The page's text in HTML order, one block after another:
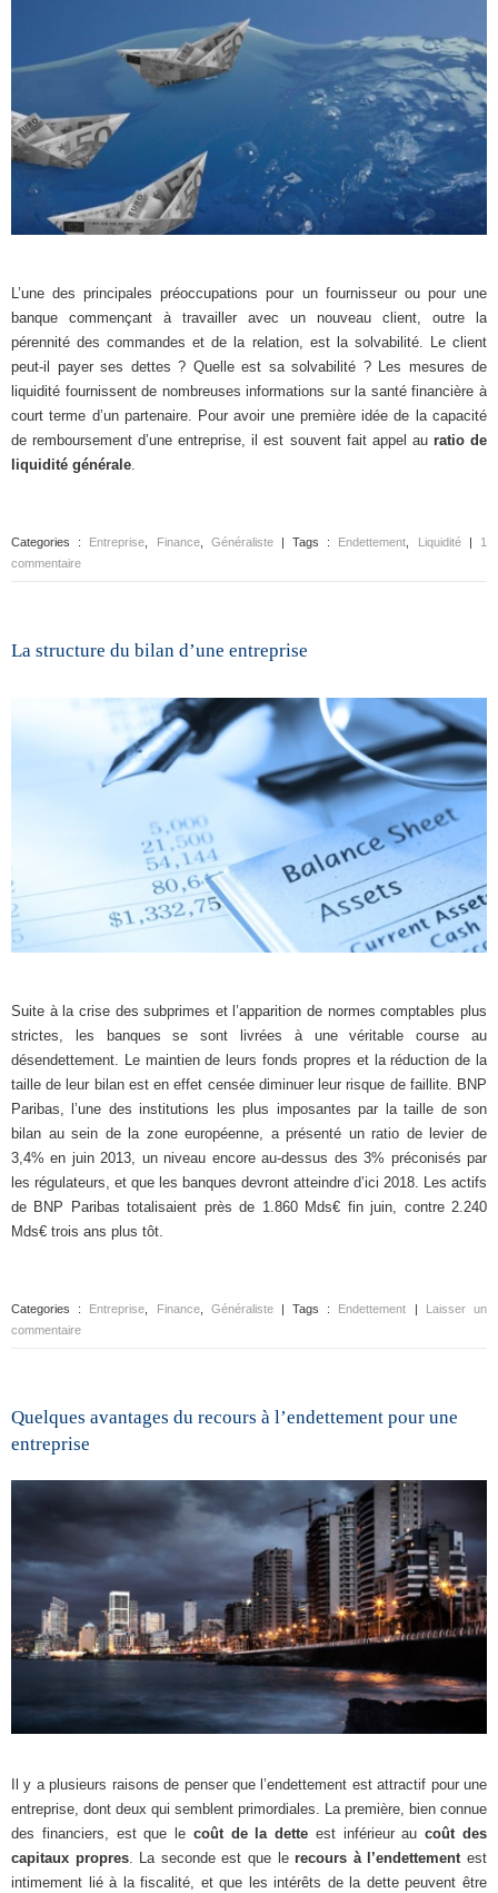
L’une des principales préoccupations pour un fournisseur ou pour une
banque commençant à travailler avec un nouveau client, outre la
pérennité des commandes et de la relation, est la solvabilité. Le client
peut-il payer ses dettes ? Quelle est sa solvabilité ? Les mesures de
liquidité fournissent de nombreuses informations sur la santé financière à
court terme d’un partenaire. Pour avoir une première idée de la capacité
de remboursement d’une entreprise, il est souvent fait appel au ratio de
liquidité générale
Categories : Entreprise Finance, Généraliste| Tags : Endettement Liquidité| 1
commentaire
La structure du bilan d’une entreprise
Suite à la crise des subprimes et l’apparition de normes comptables plus
strictes, les banques se sont livrées à une véritable course au
désendettement. Le maintien de leurs fonds propres et la réduction de la
taille de leur bilan est en effet censée diminuer leur risque de faillite. BNP
Paribas, l’une des institutions les plus imposantes par la taille de son
bilan au sein de la zone européenne, a présenté un ratio de levier de
3,4% en juin 2013, un niveau encore au-dessus des 3% préconisés par
les régulateurs, et que les banques devront atteindre d’ici 2018. Les actifs
de BNP Paribas totalisaient près de 1.860 Mds€ fin juin, contre 2.240
Mds€ trois ans plus tôt.
Categories : Entreprise Finance, Généraliste| Tags : Endettement | Laisser un
commentaire
Quelques avantages du recours à l’endettement pour une
entreprise
Il y a plusieurs raisons de penser que l’endettement est attractif pour une
entreprise, dont deux qui semblent primordiales. La première, bien connue
des financiers, est que le coût de la dette est inférieur aucoût des
capitaux propres. La seconde est que lerecours à l’endettementest
intimement lié à la fiscalité, et que les intérêts de la dette peuvent être